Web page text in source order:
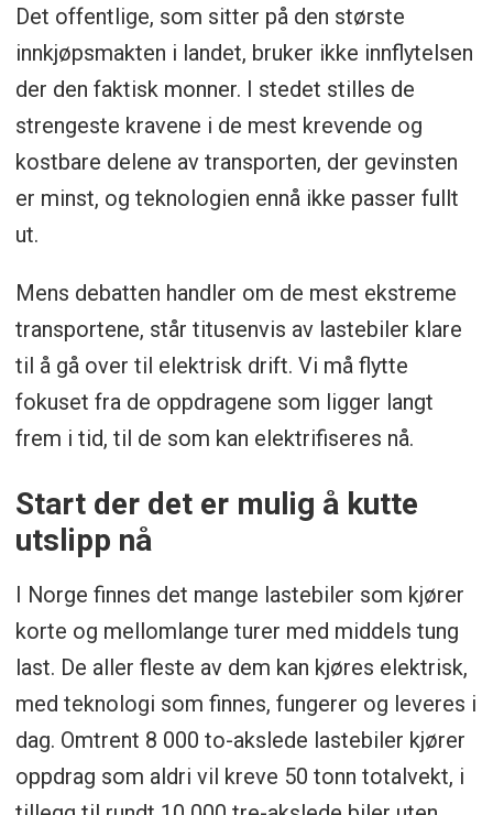
Det offentlige, som sitter på den største
innkjøpsmakten i landet, bruker ikke innflytelsen
der den faktisk monner. I stedet stilles de
strengeste kravene i de mest krevende og
kostbare delene av transporten, der gevinsten
er minst, og teknologien ennå ikke passer fullt
ut.
Mens debatten handler om de mest ekstreme
transportene, står titusenvis av lastebiler klare
til å gå over til elektrisk drift. Vi må flytte
fokuset fra de oppdragene som ligger langt
frem i tid, til de som kan elektrifiseres nå.
Start der det er mulig å kutte
utslipp nå
I Norge finnes det mange lastebiler som kjører
korte og mellomlange turer med middels tung
last. De aller fleste av dem kan kjøres elektrisk,
med teknologi som finnes, fungerer og leveres i
dag. Omtrent 8 000 to-akslede lastebiler kjører
oppdrag som aldri vil kreve 50 tonn totalvekt, i